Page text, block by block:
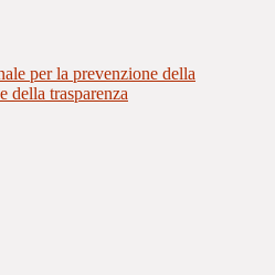
per la prevenzione della
della trasparenza